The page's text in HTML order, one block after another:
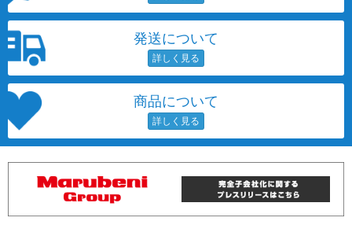
発送について
商品について
~
価格
円 ～ 円
発売日
月 から